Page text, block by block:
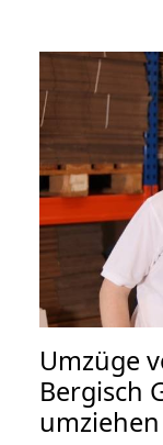
Umzüge
Bergisch
umziehen